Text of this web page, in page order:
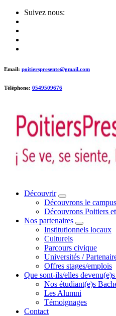
Skip
content
Suivez nous:
Email: poitierspresente@gmail.com
Téléphone: 0549509676
Poitiers presente !
Découvrir
Découvrons le campus
Découvrons Poitiers
Nos partenaires
Institutionnels locaux
Culturels
Parcours civique
Universités /
Offres stages/emplois
Que sont-ils/elles
Nos étudiant(e)s
Les Alumni
Témoignages
Contact